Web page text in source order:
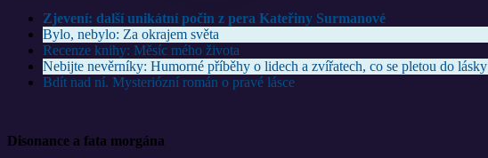
Zjevení: další unikátní počin z pera Kateřiny Surmanové
Bylo, nebylo: Za okrajem světa
Recenze knihy: Měsíc mého života
Nebijte nevěrníky: Humorné příběhy o lidech a zvířatech, co se pletou do lásky
Bdít nad ní. Mysteriózní román o pravé lásce
Disonance a fata morgána